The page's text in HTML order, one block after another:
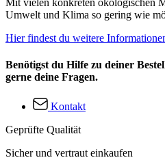
Umwelt und Klima so gering wie
Hier findest du weitere
Benötigst du Hilfe zu deiner
gerne deine Fragen.
Kontakt
Geprüfte Qualität
Sicher und vertraut einkaufen